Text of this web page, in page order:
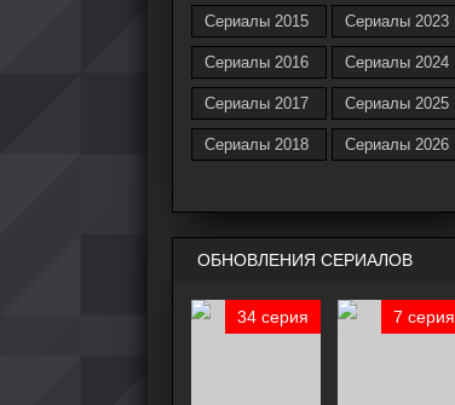
Сериалы 2015
Сериалы 2016
Сериалы 2017
Сериалы 2018
Сериалы 2023
Сериалы 2024
Сериалы 2025
Сериалы 2026
ОБНОВЛЕНИЯ СЕРИАЛОВ
34 серия 7 серия